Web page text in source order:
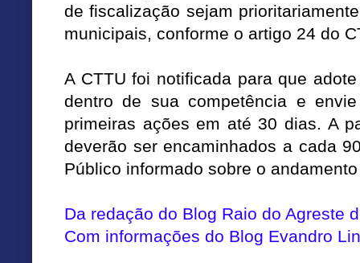
de fiscalização sejam
municipais, conforme o artigo 24 do
A CTTU foi notificada para que
dentro de sua competência e
primeiras ações em até 30 dias. A
deverão ser encaminhados a cada
Público informado sobre o
Da redação do Blog Raio do Agreste
Com informações do Blog Evandro